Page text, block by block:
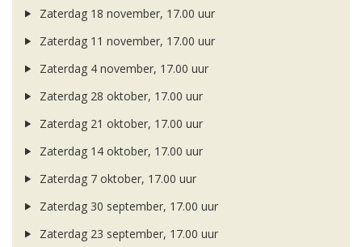
Zaterdag 18 november, 17.00 uur
Zaterdag 11 november, 17.00 uur
Zaterdag 4 november, 17.00 uur
Zaterdag 28 oktober, 17.00 uur
Zaterdag 21 oktober, 17.00 uur
Zaterdag 14 oktober, 17.00 uur
Zaterdag 7 oktober, 17.00 uur
Zaterdag 30 september, 17.00 uur
Zaterdag 23 september, 17.00 uur